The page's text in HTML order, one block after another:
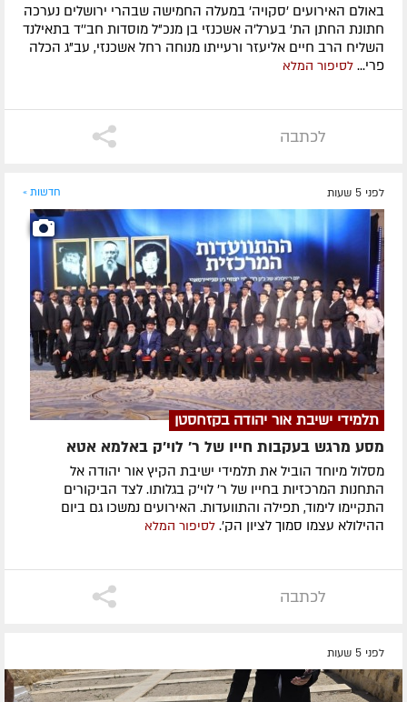
באולם האירועים 'סקויה' במעלה החמישה שבהרי ירושלים נערכה
חתונת החתן הת' בערל'ה אשכנזי בן מנכ"ל מוסדות חב''ד בתאילנד
השליח הרב חיים אליעזר ורעייתו מנוחה רחל אשכנזי, עב"ג הכלה
פרי... לסיפור המלא
לכתבה
לפני 5 שעות חדשות »
תלמידי ישיבת אור יהודה בקזחסטן
מסע מרגש בעקבות חייו של ר' לוי'ק באלמא אטא
מסלול מיוחד הוביל את תלמידי ישיבת הקיץ אור יהודה אל
התחנות המרכזיות בחייו של ר' לוי'ק בגלותו. לצד הביקורים
התקיימו לימוד, תפילה והתוועדות. האירועים נמשכו גם ביום
ההילולא עצמו סמוך לציון הק'. לסיפור המלא
לכתבה
לפני 5 שעות